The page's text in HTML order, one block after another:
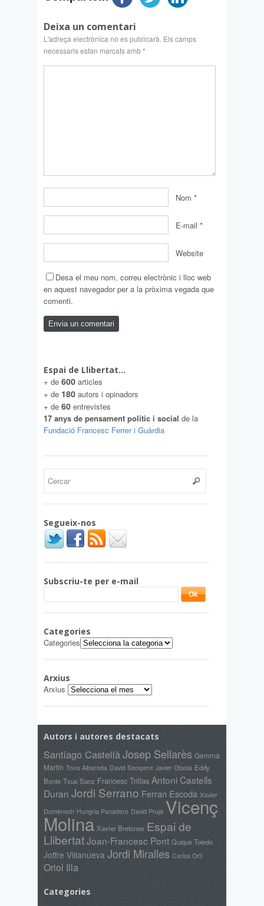
Deixa un comentari
L'adreça electrònica no es publicarà. Els camps
necessaris estan marcats amb*
Nom *
E-mail *
Website
Desa el meu nom, correu electrònic i lloc web
en aquest navegador per a la pròxima vegada que
comenti.
Espai de Llibertat…
+ de 600 articles
+ de 180 autors i opinadors
+ de 60 entrevistes
17 anys de pensament polític i social de la
Fundació Francesc Ferrer i Guàrdia
Segueix-nos
Subscriu-te per e-mail
Categories
Categories
Arxius
Arxius
Autors i autores destacats
Santiago CastellàJosep Sellarès Gemma
Martín Tono Albareda David Sempere Javier Otaola Eddy
Bonte Txus Sanz Francesc Trillas Antoni Castells
Duran Jordi Serrano Ferran Escoda Xavier
Domènech Hungria Panadero David Prujà Vicenç
Molina Xavier Bretones Espai de
LlibertatJoan-Francesc Pont Quique Toledo
Joffre Villanueva Jordi Miralles Carlos Ortí
Oriol Illa
Categories